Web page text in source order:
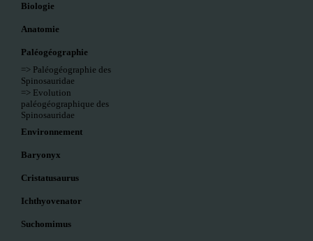
Biologie
Anatomie
Paléogéographie
=> Paléogéographie des
Spinosauridae
=> Evolution
paléogéographique des
Spinosauridae
Environnement
Baryonyx
Cristatusaurus
Ichthyovenator
Suchomimus